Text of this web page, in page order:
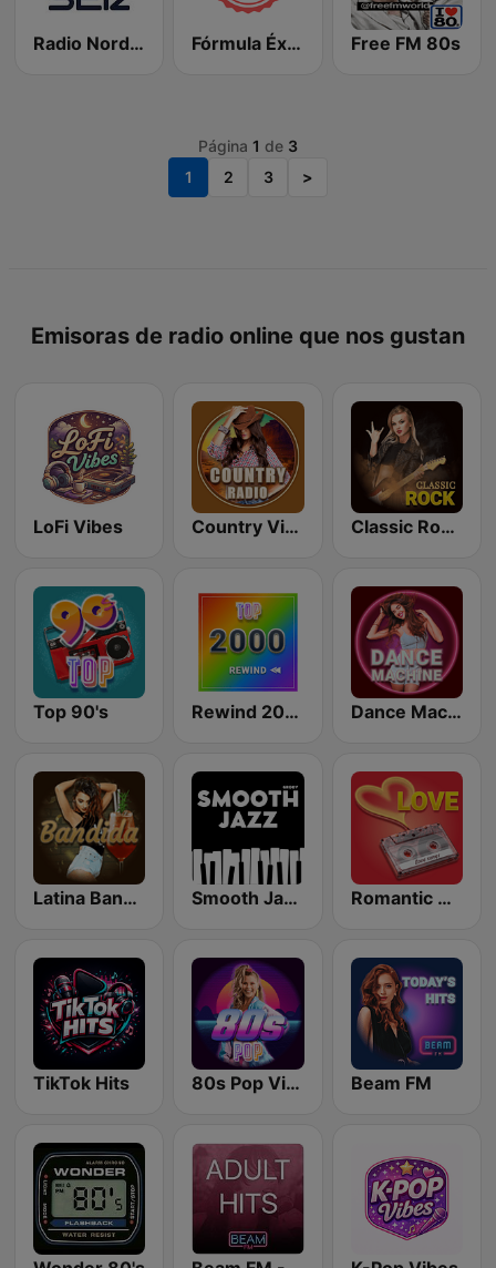
Radio Nordés SER Fórmula Éxitos MP Free FM 80s
Página 1 de 3
1
2 3 >
Emisoras de radio online que nos gustan
LoFi Vibes Country Vibes Classic Rock Station
Top 90's Rewind 2000's Dance Machine
Latina Bandida! Smooth Jazz - Groov Romantic Vibes
TikTok Hits 80s Pop Vibes Beam FM